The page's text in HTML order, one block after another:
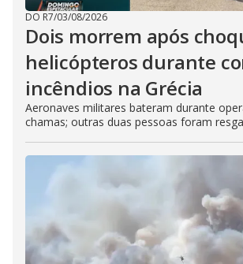
DO R7/03/08/2026
Dois morrem após
helicópteros durante
incêndios na Grécia
Aeronaves militares bateram durante
chamas; outras duas pessoas foram